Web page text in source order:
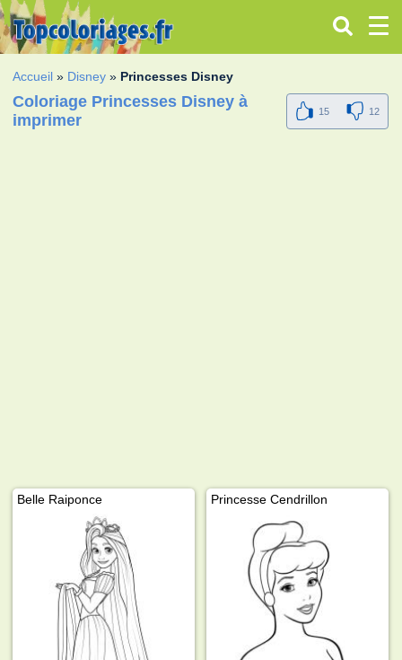
Accueil » Disney » Princesses Disney
Coloriage Princesses Disney à
imprimer
15 12
Belle Raiponce Princesse Cendrillon